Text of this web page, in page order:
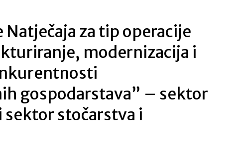
Natječaja za tip operacije
modernizacija i
gospodarstava” – sektor
sektor stočarstva i